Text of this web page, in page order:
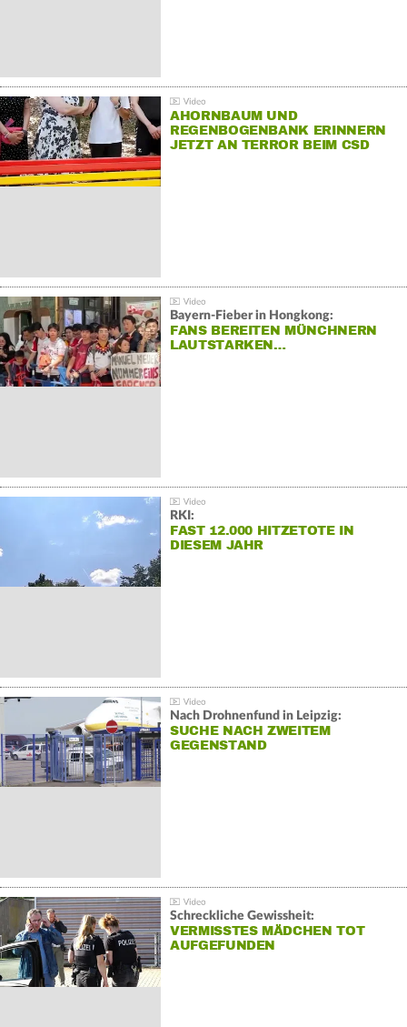
AHORNBAUM UND
REGENBOGENBANK ERINNERN
JETZT AN TERROR BEIM CSD
Bayern-Fieber in Hongkong:
FANS BEREITEN MÜNCHNERN
LAUTSTARKEN…
RKI:
FAST 12.000 HITZETOTE IN
DIESEM JAHR
Nach Drohnenfund in Leipzig:
SUCHE NACH ZWEITEM
GEGENSTAND
Schreckliche Gewissheit:
VERMISSTES MÄDCHEN TOT
AUFGEFUNDEN